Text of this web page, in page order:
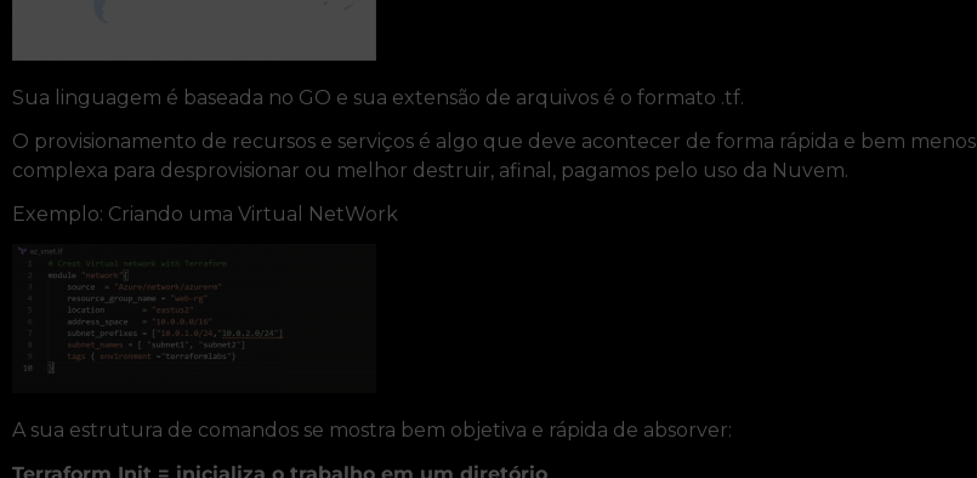
Sua linguagem é baseada no GO e sua extensão de arquivos é o formato .tf.
O provisionamento de recursos e serviços é algo que deve acontecer de forma rápida e bem menos
complexa para desprovisionar ou melhor destruir, afinal, pagamos pelo uso da Nuvem.
Exemplo: Criando uma Virtual NetWork
A sua estrutura de comandos se mostra bem objetiva e rápida de absorver: